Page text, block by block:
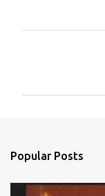
s
Popular Posts